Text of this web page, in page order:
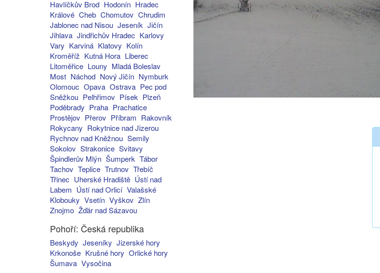
Havlíčkův Brod Hodonín Hradec
Králové Cheb Chomutov Chrudim
Jablonec nad Nisou Jeseník Jičín
Jihlava Jindřichův Hradec Karlovy
Vary Karviná Klatovy Kolín
Kroměříž Kutná Hora Liberec
Litoměřice Louny Mladá Boleslav
Most Náchod Nový Jičín Nymburk
Olomouc Opava Ostrava Pec pod
Sněžkou Pelhřimov Písek Plzeň
Poděbrady Praha Prachatice
Prostějov Přerov Příbram Rakovník
Rokycany Rokytnice nad Jizerou
Rychnov nad Kněžnou Semily
Sokolov Strakonice Svitavy
Špindlerův Mlýn Šumperk Tábor
Tachov Teplice Trutnov Třebíč
Třinec Uherské Hradiště Ústí nad
Labem Ústí nad Orlicí Valašské
Klobouky Vsetín Vyškov Zlín
Znojmo Žďár nad Sázavou
Pohoří: Česká republika
Beskydy Jeseníky Jizerské hory
Krkonoše Krušné hory Orlické hory
Šumava Vysočina